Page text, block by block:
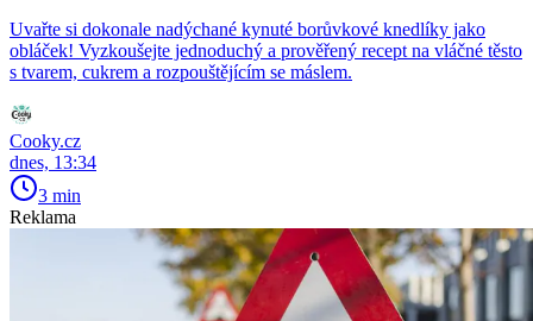
Uvařte si dokonale nadýchané kynuté borůvkové knedlíky jako
obláček! Vyzkoušejte jednoduchý a prověřený recept na vláčné těsto
s tvarem, cukrem a rozpouštějícím se máslem.
Cooky.cz
dnes, 13:34
3 min
Reklama